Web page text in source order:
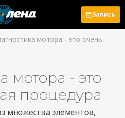
Запись
мотора - это очень
мотора - это
процедура
множества элементов,